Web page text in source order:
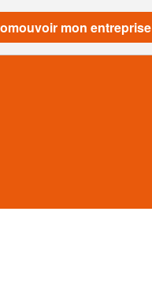
mon entreprise